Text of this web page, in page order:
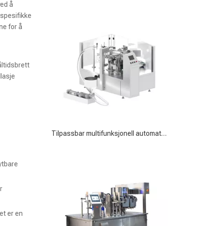
å
for å
er en
KRZK-160 Vakuumpakkemaskin for posemating for effektiv matkonservering